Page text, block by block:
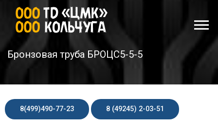
Бронзовая труба БРОЦС5-5-5
8(499)490-77-23 8 (49245) 2-03-51